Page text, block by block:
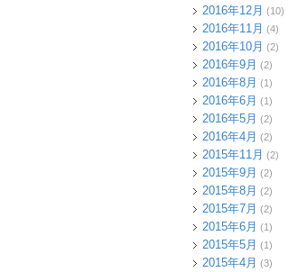
2016年12月 (10)
2016年11月 (4)
2016年10月 (2)
2016年9月 (2)
2016年8月 (1)
2016年6月 (1)
2016年5月 (2)
2016年4月 (2)
2015年11月 (2)
2015年9月 (2)
2015年8月 (2)
2015年7月 (2)
2015年6月 (1)
2015年5月 (1)
2015年4月 (3)